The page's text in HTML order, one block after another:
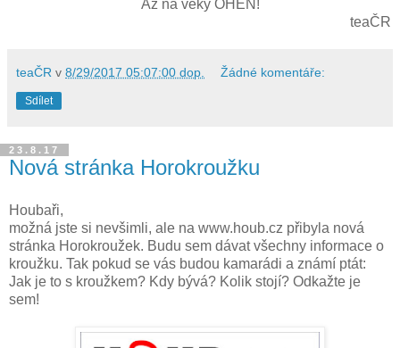
Až na věky OHEŇ!
teaČR
teaČR v 8/29/2017 05:07:00 dop. Žádné komentáře:
Sdílet
23.8.17
Nová stránka Horokroužku
Houbaři,
možná jste si nevšimli, ale na www.houb.cz přibyla nová
stránka Horokroužek. Budu sem dávat všechny informace o
kroužku. Tak pokud se vás budou kamarádi a známí ptát:
Jak je to s kroužkem? Kdy bývá? Kolik stojí? Odkažte je
sem!